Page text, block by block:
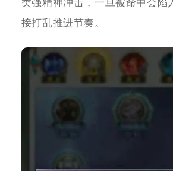
类强精神冲击，一旦被命中会陷
接打乱推进节奏。